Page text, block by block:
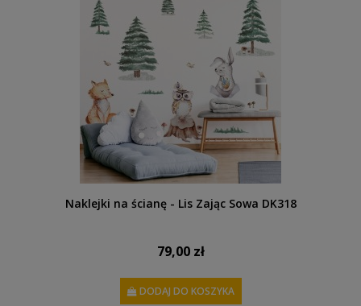
Naklejki na ścianę - Lis Zając Sowa DK318
79,00 zł
DODAJ DO KOSZYKA